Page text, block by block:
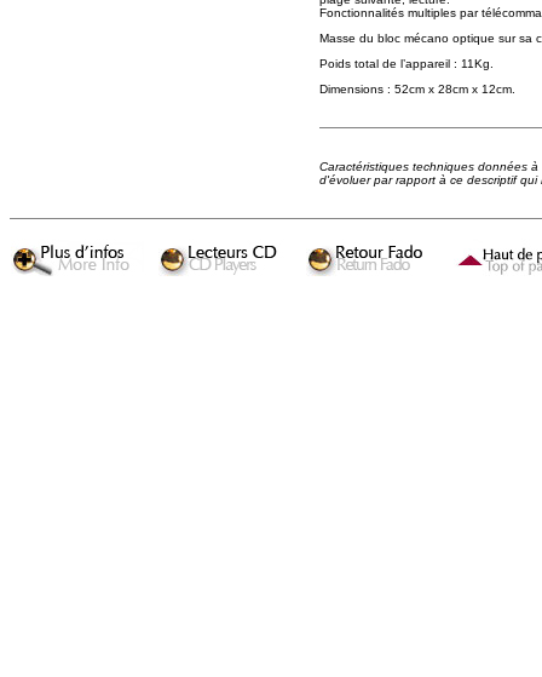
Fonctionnalités multiples par
Masse du bloc mécano optique sur sa
Poids total de l’appareil : 11Kg.
Dimensions : 52cm x 28cm x 12cm.
Caractéristiques techniques données
d'évoluer par rapport à ce descriptif